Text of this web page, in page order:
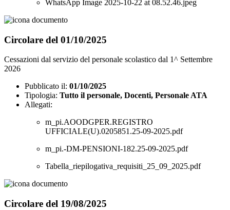
WhatsApp Image 2025-10-22 at 08.52.46.jpeg
Circolare del 01/10/2025
Cessazioni dal servizio del personale scolastico dal 1^ Settembre
2026
Pubblicato il: 01/10/2025
Tipologia: Tutto il personale, Docenti, Personale ATA
Allegati:
m_pi.AOODGPER.REGISTRO
UFFICIALE(U).0205851.25-09-2025.pdf
m_pi.-DM-PENSIONI-182.25-09-2025.pdf
Tabella_riepilogativa_requisiti_25_09_2025.pdf
Circolare del 19/08/2025